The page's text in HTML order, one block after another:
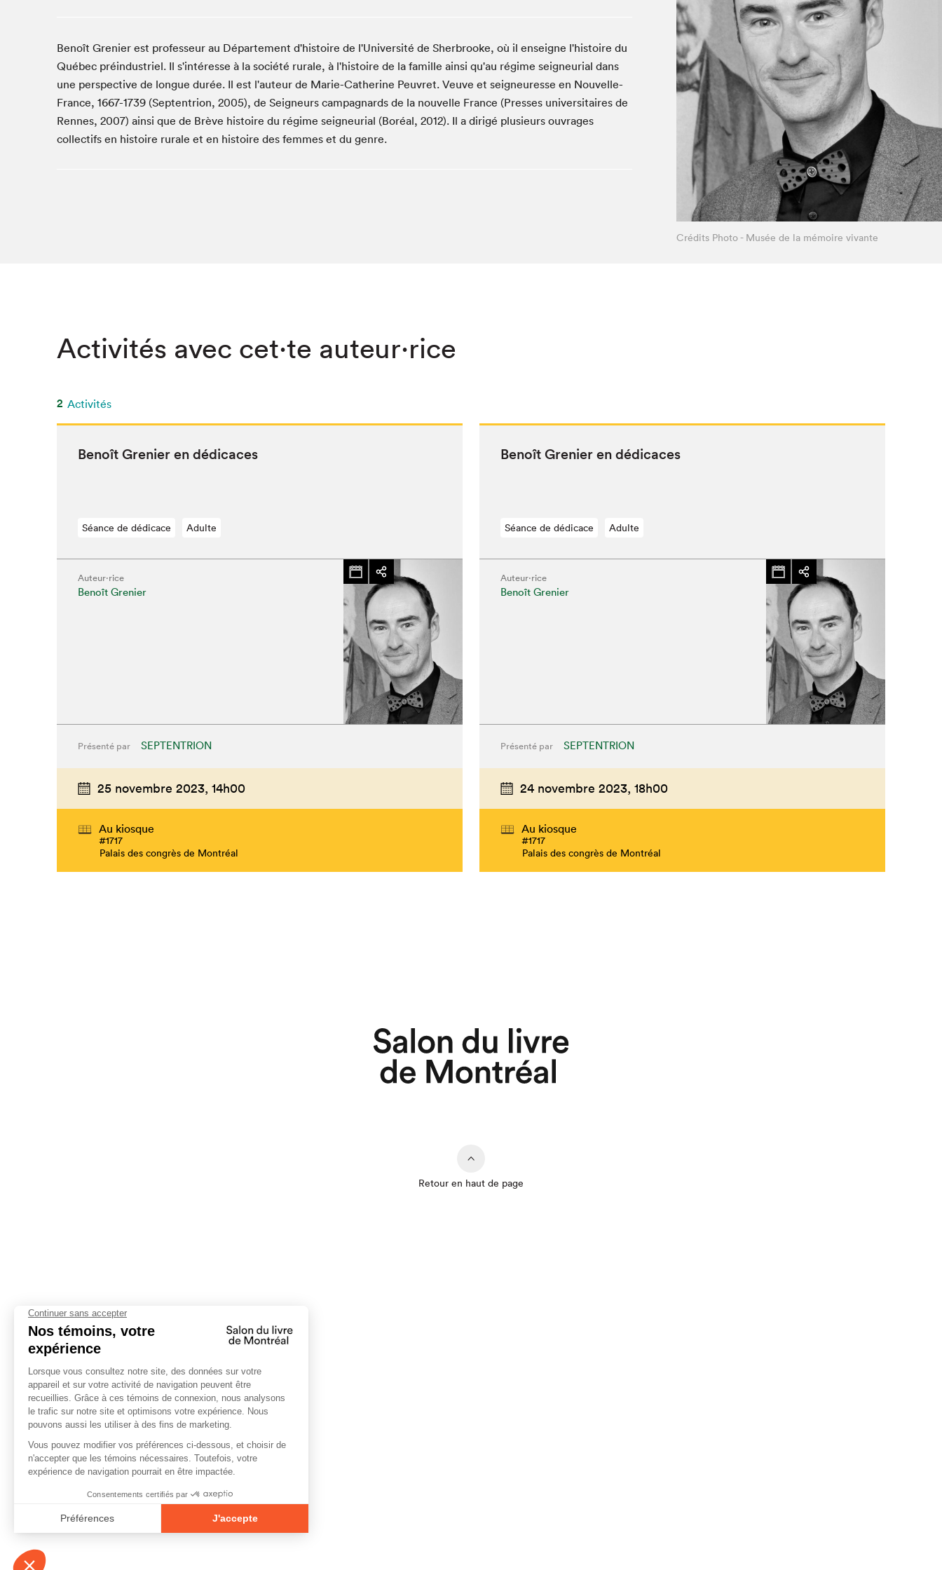
Espace jeunesse présenté par Desjardins
Espace Radio-Canada
Espace Zines
La cabane à culture
La lecture en cadeau
La Maison des libraires
Le grand jeu de lecture à voix haute du Salon du livre
de Montréal
Le Salon dans ta classe
Lettres québécoises au Salon
Liseur Public
À propos du Salon
Liste des exposant·e·s
Liste des auteur·rice·s
Que cherchez-vous?
Fermer
Benoît Grenier est professeur au Département d'histoire de l'Université de Sherbrooke, où il enseigne l'histoire du
Québec préindustriel. Il s'intéresse à la société rurale, à l'histoire de la famille ainsi qu'au régime seigneurial dans
une perspective de longue durée. Il est l'auteur de Marie-Catherine Peuvret. Veuve et seigneuresse en Nouvelle-
France, 1667-1739 (Septentrion, 2005), de Seigneurs campagnards de la nouvelle France (Presses universitaires de
Rennes, 2007) ainsi que de Brève histoire du régime seigneurial (Boréal, 2012). Il a dirigé plusieurs ouvrages
collectifs en histoire rurale et en histoire des femmes et du genre.
Crédits Photo - Musée de la mémoire vivante
Activités avec cet·te auteur·rice
2 Activités
Benoît Gre­nier en dédicaces
Séance de dédicace Adulte
Auteur·rice
Benoît Grenier
Présenté par SEPTENTRION
25 novembre 2023, 14h00
Au kiosque
#1717
Palais des congrès de Montréal
Benoît Gre­nier en dédicaces
Séance de dédicace Adulte
Auteur·rice
Benoît Grenier
Présenté par SEPTENTRION
24 novembre 2023, 18h00
Au kiosque
#1717
Palais des congrès de Montréal
Retour en haut de page